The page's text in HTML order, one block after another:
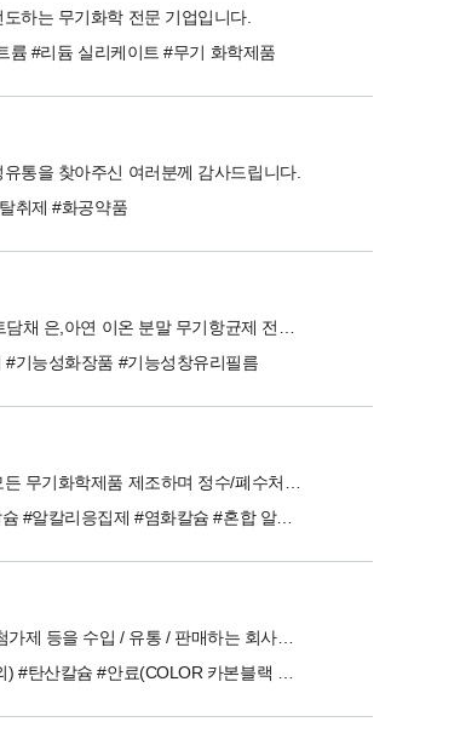
하는 무기화학 전문 기업입니다.
륨 #리듐 실리케이트 #무기 화학제품
통을 찾아주신 여러분께 감사드립니다.
취제 #화공약품
기능성화장품 #기능성창유리필름
#질산나트륨 #질산칼슘 #알칼리응집제 #염화칼슘 #혼합 알칼리제
무기케미칼 소재 및 첨가제 등을 수입 / 유통 / 판매하는 회사입니다.